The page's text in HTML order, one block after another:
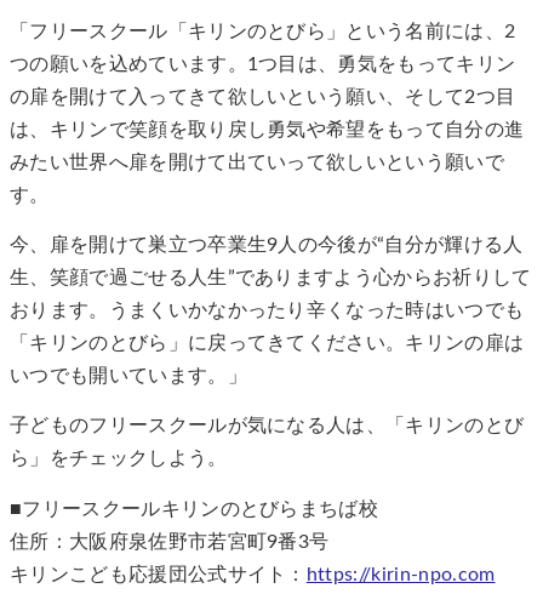
「フリースクール「キリンのとびら」という名前には、2
つの願いを込めています。1つ目は、勇気をもってキリン
の扉を開けて入ってきて欲しいという願い、そして2つ目
は、キリンで笑顔を取り戻し勇気や希望をもって自分の進
みたい世界へ扉を開けて出ていって欲しいという願いで
す。
今、扉を開けて巣立つ卒業生9人の今後が“自分が輝ける人
生、笑顔で過ごせる人生”でありますよう心からお祈りして
おります。うまくいかなかったり辛くなった時はいつでも
「キリンのとびら」に戻ってきてください。キリンの扉は
いつでも開いています。」
子どものフリースクールが気になる人は、「キリンのとび
ら」をチェックしよう。
■フリースクールキリンのとびらまちば校
住所：大阪府泉佐野市若宮町9番3号
キリンこども応援団公式サイト：
https://kirin-npo.com